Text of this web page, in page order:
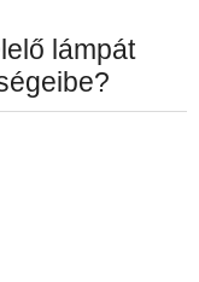
lámpát